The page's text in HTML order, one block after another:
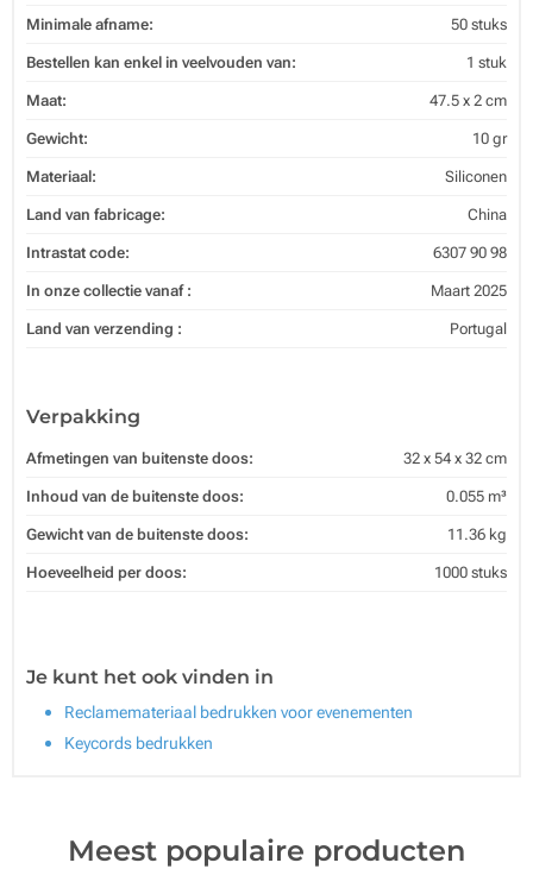
Minimale afname: 50 stuks
Bestellen kan enkel in veelvouden van: 1 stuk
Maat: 47.5 x 2 cm
Gewicht: 10 gr
Materiaal: Siliconen
Land van fabricage: China
Intrastat code: 6307 90 98
In onze collectie vanaf : Maart 2025
Land van verzending : Portugal
Verpakking
Afmetingen van buitenste doos: 32 x 54 x 32 cm
Inhoud van de buitenste doos: 0.055 m³
Gewicht van de buitenste doos: 11.36 kg
Hoeveelheid per doos: 1000 stuks
Je kunt het ook vinden in
Reclamemateriaal bedrukken voor evenementen
Keycords bedrukken
Meest populaire producten